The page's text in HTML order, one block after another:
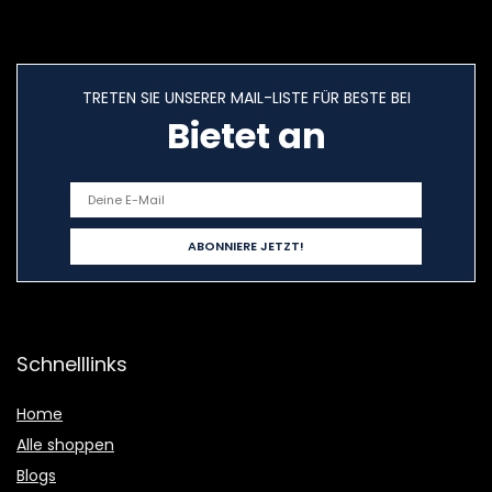
TRETEN SIE UNSERER MAIL-LISTE FÜR BESTE BEI
Bietet an
Schnelllinks
Home
Alle shoppen
Blogs